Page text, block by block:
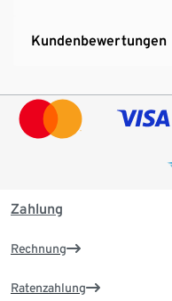
Kundenbewertungen
Zahlung
Rechnung
Ratenzahlung